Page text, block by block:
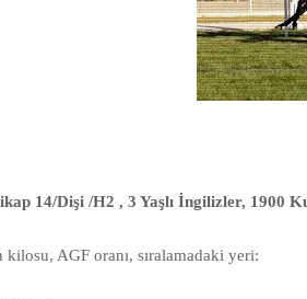
14/Dişi /H2 , 3 Yaşlı İngilizler, 1900
kilosu, AGF oranı, sıralamadaki yeri: